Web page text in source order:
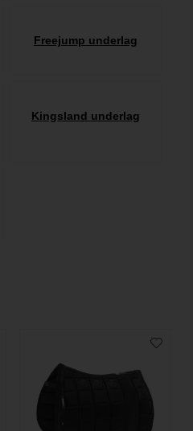
Freejump underlag
Kingsland underlag